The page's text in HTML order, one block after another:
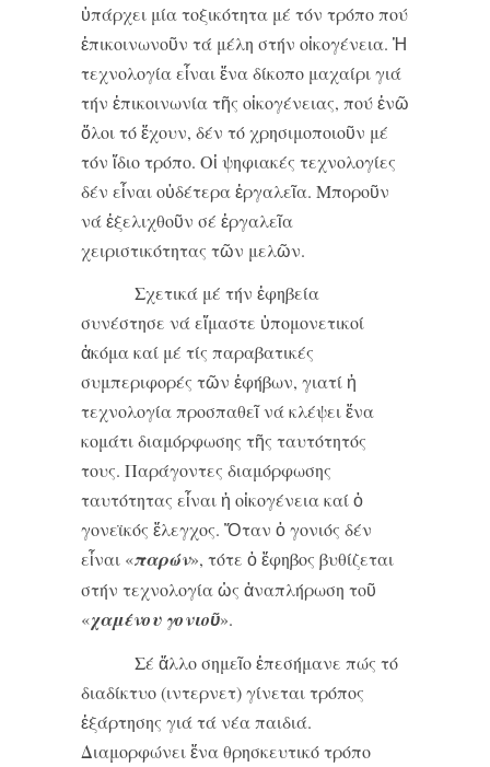
ὑπάρχει μία τοξικότητα μέ τόν τρόπο πού
ἐπικοινωνοῦν τά μέλη στήν οἰκογένεια. Ἡ
τεχνολογία εἶναι ἕνα δίκοπο μαχαίρι γιά
τήν ἐπικοινωνία τῆς οἰκογένειας, πού ἐνῶ
ὅλοι τό ἔχουν, δέν τό χρησιμοποιοῦν μέ
τόν ἴδιο τρόπο. Οἱ ψηφιακές τεχνολογίες
δέν εἶναι οὐδέτερα ἐργαλεῖα. Μποροῦν
νά ἐξελιχθοῦν σέ ἐργαλεῖα
χειριστικότητας τῶν μελῶν.
Σχετικά μέ τήν ἐφηβεία
συνέστησε νά εἴμαστε ὑπομονετικοί
ἀκόμα καί μέ τίς παραβατικές
συμπεριφορές τῶν ἐφήβων, γιατί ἡ
τεχνολογία προσπαθεῖ νά κλέψει ἕνα
κομάτι διαμόρφωσης τῆς ταυτότητός
τους. Παράγοντες διαμόρφωσης
ταυτότητας εἶναι ἡ οἰκογένεια καί ὁ
γονεϊκός ἔλεγχος. Ὅταν ὁ γονιός δέν
εἶναι «παρών», τότε ὁ ἔφηβος βυθίζεται
στήν τεχνολογία ὡς ἀναπλήρωση τοῦ
«χαμένου γονιοῦ».
Σέ ἄλλο σημεῖο ἐπεσήμανε πώς τό
διαδίκτυο (ιντερνετ) γίνεται τρόπος
ἐξάρτησης γιά τά νέα παιδιά.
Διαμορφώνει ἕνα θρησκευτικό τρόπο